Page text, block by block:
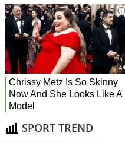
SPORT TREND